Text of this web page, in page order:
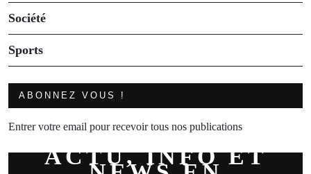
Société
Sports
ABONNEZ VOUS !
Entrer votre email pour recevoir tous nos publications
ACTU, INFO ET